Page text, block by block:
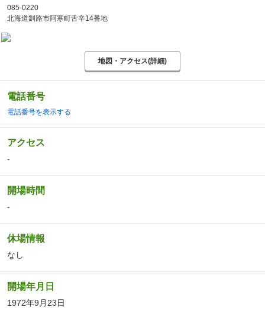
085-0220
北海道釧路市阿寒町舌辛14番地
地図・アクセス(詳細)
電話番号
電話番号を表示する
アクセス
-
開場時間
-
休場情報
なし
開場年月日
1972年9月23日